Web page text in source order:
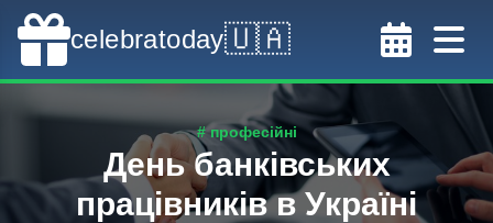
celebratoday🇺🇦
# професійні
День банківських
працівників в Україні